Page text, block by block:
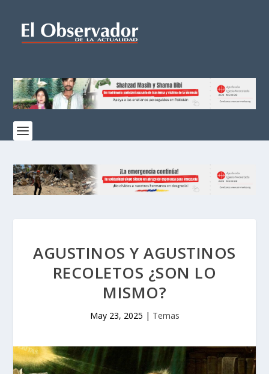
AGUSTINOS Y AGUSTINOS
RECOLETOS ¿SON LO
MISMO?
May 23, 2025 | Temas